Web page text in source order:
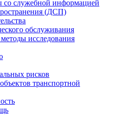
со служебной информацией
(ДСП)
обслуживания
исследования
рисков
транспортной